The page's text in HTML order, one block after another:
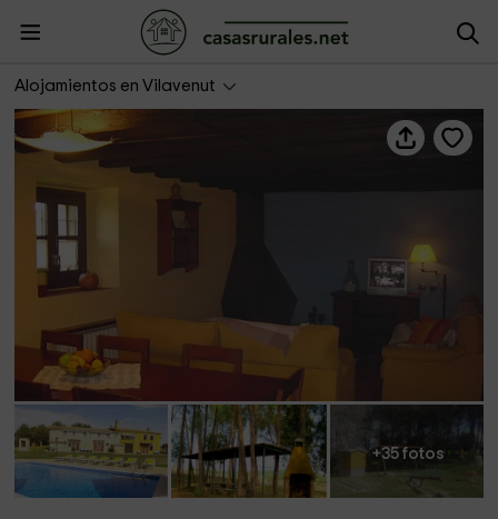
Alojamientos en Vilavenut
+35 fotos